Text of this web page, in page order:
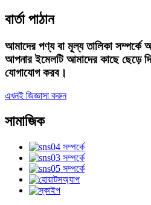
বার্তা পাঠান
আমাদের পণ্য বা মূল্য তালিকা
আপনার ইমেলটি আমাদের কাছে ছেড়ে
যোগাযোগ করব।
এখনই জিজ্ঞাসা করুন
সামাজিক